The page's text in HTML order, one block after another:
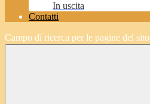
In uscita
Contatti
Campo di ricerca per le pagine del sito